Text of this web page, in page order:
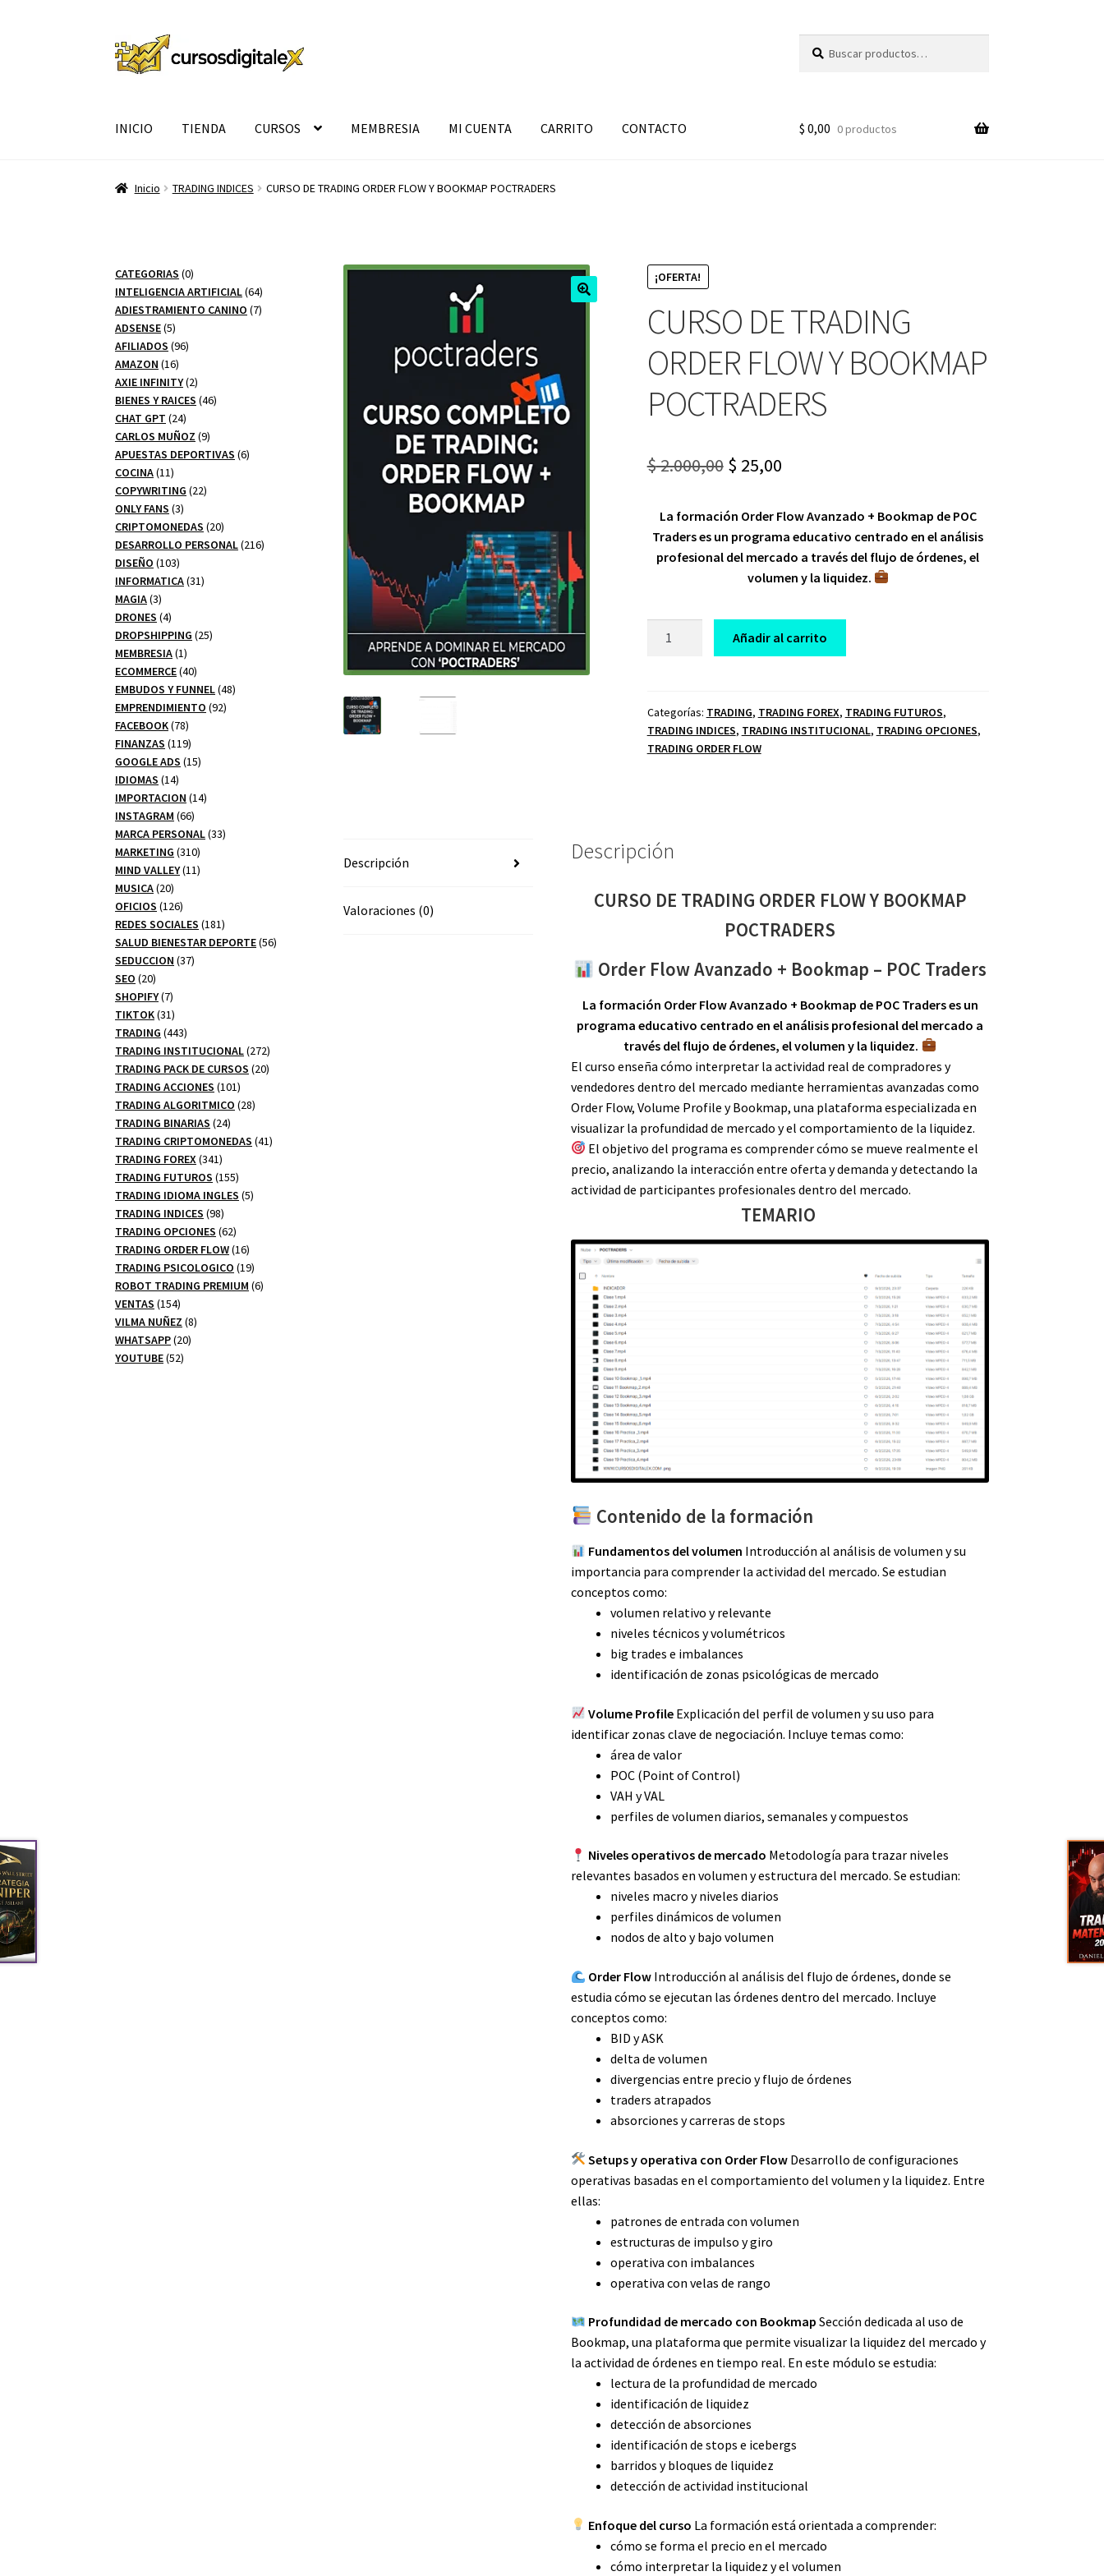
Ir
a
Ir
al
por:
INICIO TIENDA CURSOS MEMBRESIA MI CUENTA CARRITO CONTACTO $ 0,00 0 productos
Inicio TRADING INDICES CURSO DE TRADING ORDER FLOW Y BOOKMAP POCTRADERS
¡OFERTA!
CURSO DE TRADING
ORDER FLOW Y BOOKMAP
POCTRADERS
$2.000,00 Original
was:
$ 2.000,00.
$ 25,00Current
is:
$ 25,00.
La formación Order Flow Avanzado + Bookmap de POC
Traders es un programa educativo centrado en el análisis
profesional del mercado a través del flujo de órdenes, el
volumen y la liquidez.
FLOW
Y
BOOKMAP
Añadir al carrito
Categorías: TRADING, TRADING FOREX, TRADING FUTUROS,
TRADING INDICES, TRADING INSTITUCIONAL, TRADING OPCIONES,
TRADING ORDER FLOW
Descripción
Valoraciones (0)
Descripción
CURSO DE TRADING ORDER FLOW Y BOOKMAP
POCTRADERS
Order Flow Avanzado + Bookmap – POC Traders
La formación Order Flow Avanzado + Bookmap de POC Traders es un
programa educativo centrado en el análisis profesional del mercado a
través del flujo de órdenes, el volumen y la liquidez.
El curso enseña cómo interpretar la actividad real de compradores y
vendedores dentro del mercado mediante herramientas avanzadas como
Order Flow, Volume Profile y Bookmap, una plataforma especializada en
visualizar la profundidad de mercado y el comportamiento de la liquidez.
El objetivo del programa es comprender cómo se mueve realmente el
precio, analizando la interacción entre oferta y demanda y detectando la
actividad de participantes profesionales dentro del mercado.
TEMARIO
Contenido de la formación
Fundamentos del volumen Introducción al análisis de volumen y su
importancia para comprender la actividad del mercado. Se estudian
conceptos como:
volumen relativo y relevante
niveles técnicos y volumétricos
big trades e imbalances
identificación de zonas psicológicas de mercado
Volume Profile Explicación del perfil de volumen y su uso para
identificar zonas clave de negociación. Incluye temas como:
área de valor
POC (Point of Control)
VAH y VAL
perfiles de volumen diarios, semanales y compuestos
Niveles operativos de mercado Metodología para trazar niveles
relevantes basados en volumen y estructura del mercado. Se estudian:
niveles macro y niveles diarios
perfiles dinámicos de volumen
nodos de alto y bajo volumen
Order Flow Introducción al análisis del flujo de órdenes, donde se
estudia cómo se ejecutan las órdenes dentro del mercado. Incluye
conceptos como:
BID y ASK
delta de volumen
divergencias entre precio y flujo de órdenes
traders atrapados
absorciones y carreras de stops
Setups y operativa con Order Flow Desarrollo de configuraciones
operativas basadas en el comportamiento del volumen y la liquidez. Entre
ellas:
patrones de entrada con volumen
estructuras de impulso y giro
operativa con imbalances
operativa con velas de rango
Profundidad de mercado con Bookmap Sección dedicada al uso de
Bookmap, una plataforma que permite visualizar la liquidez del mercado y
la actividad de órdenes en tiempo real. En este módulo se estudia:
lectura de la profundidad de mercado
identificación de liquidez
detección de absorciones
identificación de stops e icebergs
barridos y bloques de liquidez
detección de actividad institucional
Enfoque del curso La formación está orientada a comprender:
cómo se forma el precio en el mercado
cómo interpretar la liquidez y el volumen
CATEGORIAS 00
productos
INTELIGENCIA ARTIFICIAL 6464
productos
ADIESTRAMIENTO CANINO 77
ADSENSE 55
productos
AFILIADOS 9696
AMAZON 1616
productos
AXIE INFINITY 22
productos
BIENES Y RAICES 4646
CHAT GPT 2424
productos
CARLOS MUÑOZ 99
productos
APUESTAS DEPORTIVAS 66
COCINA 1111
productos
COPYWRITING 2222
ONLY FANS 33
productos
CRIPTOMONEDAS 2020
productos
DESARROLLO PERSONAL 216216
DISEÑO 103103
productos
INFORMATICA 3131
MAGIA 33
productos
DRONES 44
productos
DROPSHIPPING 2525
MEMBRESIA 11
producto
ECOMMERCE 4040
productos
EMBUDOS Y FUNNEL 4848
EMPRENDIMIENTO 9292
FACEBOOK 7878
productos
FINANZAS 119119
productos
GOOGLE ADS 1515
IDIOMAS 1414
productos
IMPORTACION 1414
INSTAGRAM 6666
productos
MARCA PERSONAL 3333
MARKETING 310310
productos
MIND VALLEY 1111
MUSICA 2020
productos
OFICIOS 126126
productos
REDES SOCIALES 181181
productos
SALUD BIENESTAR DEPORTE 5656
SEDUCCION 3737
SEO 2020
productos
SHOPIFY 77
productos
TIKTOK 3131
productos
TRADING 443443
productos
TRADING INSTITUCIONAL 272272
productos
TRADING PACK DE CURSOS 2020
TRADING ACCIONES 101101
productos
TRADING ALGORITMICO 2828
TRADING BINARIAS 2424
productos
TRADING CRIPTOMONEDAS 4141
TRADING FOREX 341341
productos
TRADING FUTUROS 155155
productos
TRADING IDIOMA INGLES 55
TRADING INDICES 9898
productos
TRADING OPCIONES 6262
productos
TRADING ORDER FLOW 1616
productos
TRADING PSICOLOGICO 1919
productos
ROBOT TRADING PREMIUM 66
VENTAS 154154
productos
VILMA NUÑEZ 88
WHATSAPP 2020
YOUTUBE 5252